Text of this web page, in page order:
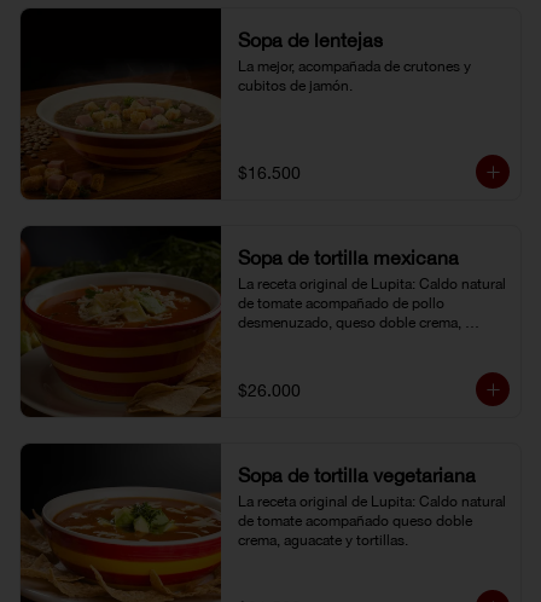
Sopa de lentejas
La mejor, acompañada de crutones y
cubitos de jamón.
$16.500
Sopa de tortilla mexicana
La receta original de Lupita: Caldo natural
de tomate acompañado de pollo
desmenuzado, queso doble crema,
$26.000
Sopa de tortilla vegetariana
La receta original de Lupita: Caldo natural
de tomate acompañado queso doble
crema, aguacate y tortillas.